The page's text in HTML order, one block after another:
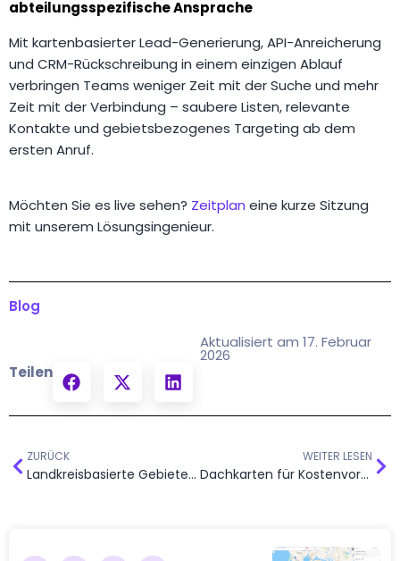
abteilungsspezifische Ansprache
Mit kartenbasierter Lead-Generierung, API-Anreicherung
und CRM-Rückschreibung in einem einzigen Ablauf
verbringen Teams weniger Zeit mit der Suche und mehr
Zeit mit der Verbindung – saubere Listen, relevante
Kontakte und gebietsbezogenes Targeting ab dem
ersten Anruf.
Möchten Sie es live sehen? Zeitplan eine kurze Sitzung
mit unserem Lösungsingenieur.
Blog
Aktualisiert am 17. Februar
2026
Teilen
ZURÜCK
Landkreisbasierte Gebiete & demografische Zielgruppenansprache für Medizintechnik-Vertrieb
WEITER LESEN
Dachkarten für Kostenvoranschläge, Installationen und Auftragsstatusverfolgung